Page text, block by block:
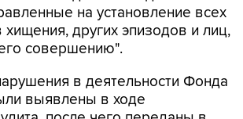
на установление всех
хищения, других эпизодов и лиц,
совершению".
в деятельности Фонда
выявлены в ходе